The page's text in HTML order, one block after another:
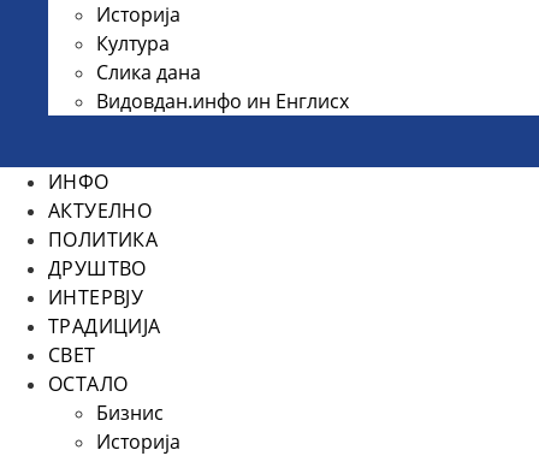
Историја
Култура
Слика дана
Видовдан.инфо ин Енглисх
ИНФО
АКТУЕЛНО
ПОЛИТИКА
ДРУШТВО
ИНТЕРВЈУ
ТРАДИЦИЈА
СВЕТ
ОСТАЛО
Бизнис
Историја